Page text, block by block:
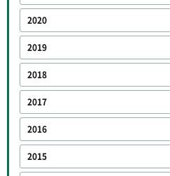
2020
2019
2018
2017
2016
2015